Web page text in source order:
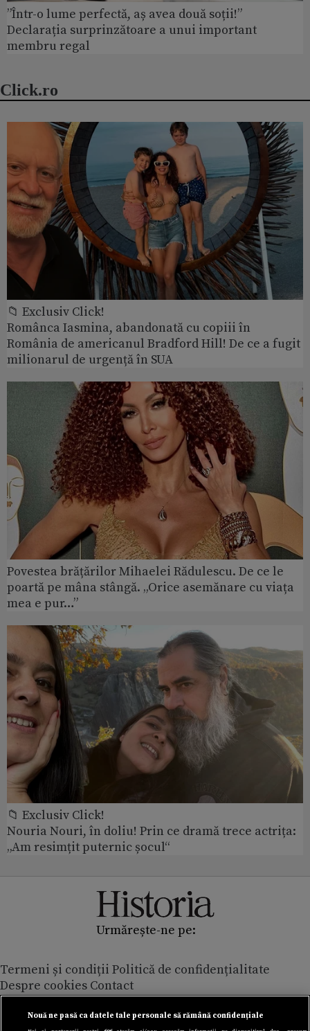
”Într-o lume perfectă, aș avea două soții!”
Declarația surprinzătoare a unui important
membru regal
Click.ro
📁 Exclusiv Click!
Românca Iasmina, abandonată cu copiii în
România de americanul Bradford Hill! De ce a fugit
milionarul de urgență în SUA
Povestea brățărilor Mihaelei Rădulescu. De ce le
poartă pe mâna stângă. „Orice asemănare cu viața
mea e pur…”
📁 Exclusiv Click!
Nouria Nouri, în doliu! Prin ce dramă trece actrița:
„Am resimțit puternic șocul“
Urmărește-ne pe:
Termeni și condiții Politică de confidențialitate
Despre cookies Contact
Modifică preferințe pentru confidențialitate
© Toate drepturile rezervate Adevarul Holding 2026
Nouă ne pasă ca datele tale personale să rămână confidențiale